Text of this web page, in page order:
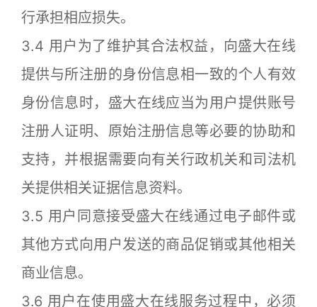
行承担相应损失。
3.4 用户为了维护其合法权益，向盛大在线
提供与所注册的身份信息相一致的个人有效
身份信息时，盛大在线应当为用户提供账号
注册人证明、原始注册信息等必要的协助和
支持，并根据需要向有关行政机关和司法机
关提供相关证据信息资料。
3.5 用户同意接受盛大在线通过电子邮件或
其他方式向用户发送的商品促销或其他相关
商业信息。
3.6 用户在使用盛大在线服务过程中，必须